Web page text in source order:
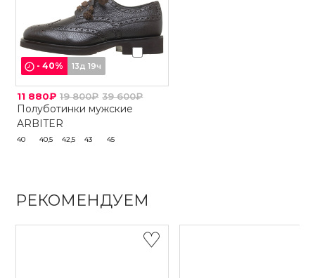
-40% 13д 19ч
11 880₽ 19 800₽ 39 600₽
Полуботинки мужские
ARBITER
40 40,5 42,5 43 45
РЕКОМЕНДУЕМ